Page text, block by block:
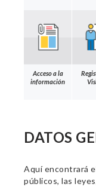
Acceso a la
información
DATOS
Aquí encontrará
públicos, las